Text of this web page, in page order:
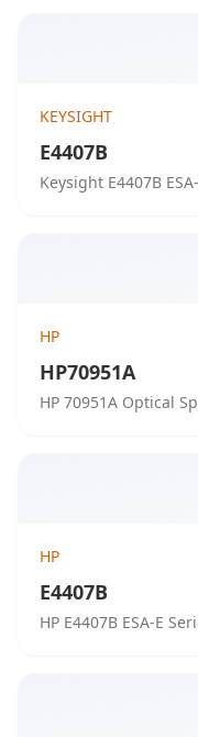
KEYSIGHT
E4407B
Keysight E4407B
HP
HP70951A
HP 70951A Optical
HP
E4407B
HP E4407B ESA-E